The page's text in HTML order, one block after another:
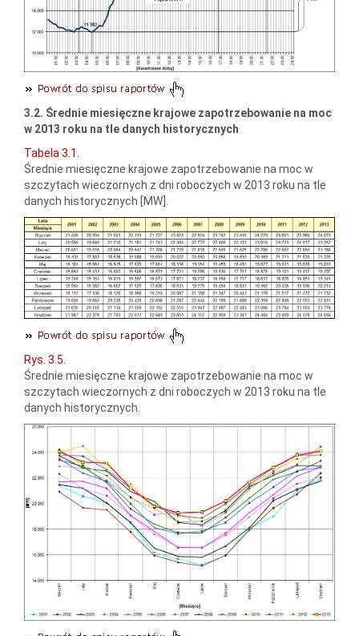
3.2. Średnie miesięczne krajowe zapotrzebowanie na moc
w 2013 roku na tle danych historycznych
Tabela 3.1.
Średnie miesięczne krajowe zapotrzebowanie na moc w
szczytach wieczornych z dni roboczych w 2013 roku na tle
danych historycznych [MW].
Rys. 3.5.
Średnie miesięczne krajowe zapotrzebowanie na moc w
szczytach wieczornych z dni roboczych w 2013 roku na tle
danych historycznych.